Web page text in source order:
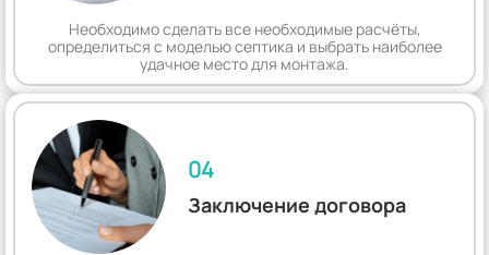
Необходимо сделать все необходимые расчёты,
определиться с моделью септика и выбрать наиболее
удачное место для монтажа.
04
Заключение договора